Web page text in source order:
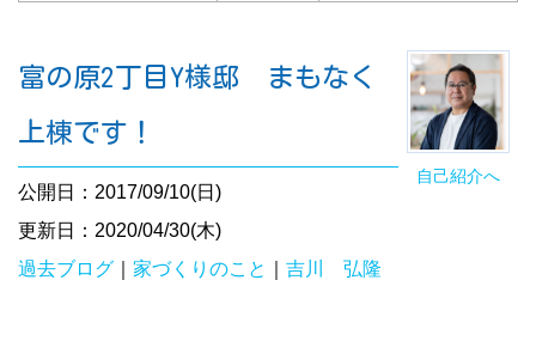
自己紹介へ
富の原2丁目Y様邸 まもなく
上棟です！
公開日：2017/09/10(日)
更新日：2020/04/30(木)
過去ブログ
家づくりのこと 吉川 弘隆